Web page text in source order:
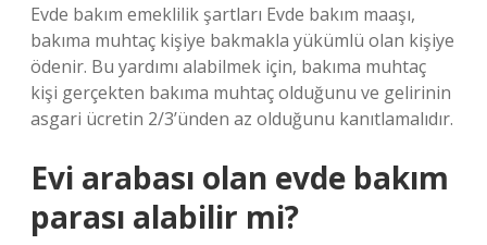
Evde bakım emeklilik şartları Evde bakım maaşı,
bakıma muhtaç kişiye bakmakla yükümlü olan kişiye
ödenir. Bu yardımı alabilmek için, bakıma muhtaç
kişi gerçekten bakıma muhtaç olduğunu ve gelirinin
asgari ücretin 2/3’ünden az olduğunu kanıtlamalıdır.
Evi arabası olan evde bakım
parası alabilir mi?